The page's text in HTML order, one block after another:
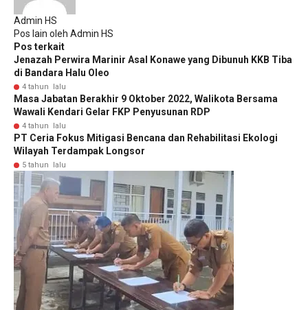
Admin HS
Pos lain oleh Admin HS
Pos terkait
Jenazah Perwira Marinir Asal Konawe yang Dibunuh KKB Tiba
di Bandara Halu Oleo
4 tahun lalu
Masa Jabatan Berakhir 9 Oktober 2022, Walikota Bersama
Wawali Kendari Gelar FKP Penyusunan RDP
4 tahun lalu
PT Ceria Fokus Mitigasi Bencana dan Rehabilitasi Ekologi
Wilayah Terdampak Longsor
5 tahun lalu